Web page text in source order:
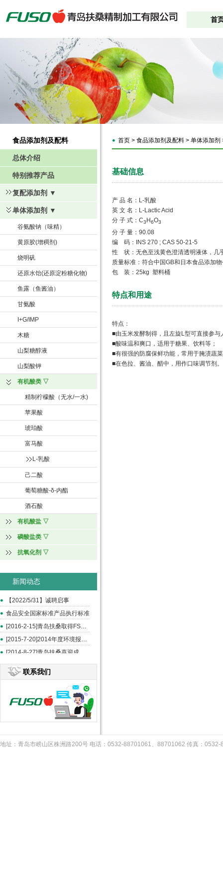
首
食品添加剂及配料
总体介绍
特别推荐产品
复配添加剂 ▼
单体添加剂 ▼
谷氨酸钠（味精）
黄原胶(增稠剂)
烧明矾
还原水饴(还原淀粉糖化物)
鱼露（鱼酱油）
甘氨酸
I+G/IMP
木糖
山梨糖醇液
山梨酸钾
有机酸类 ▽
精制柠檬酸（无水/一水)
苹果酸
琥珀酸
富马酸
L-乳酸
己二酸
葡萄糖酸-δ-内酯
酒石酸
有机酸盐 ▽
磷酸盐类 ▽
抗氧化剂 ▽
新闻动态
【2022/5/31】诚聘启事
食品安全国家标准产品执行标准
[2016-2-15]青岛扶桑取得FSSC和ISO22000认证
[2015-7-20]2014年度环境报告书
联系我们
首页 > 食品添加剂及配料 > 单体添加剂
基础信息
产 品 名： L-乳酸
英 文 名： L-Lactic Acid
分 子 式： C3 H6O3
分 子 量： 90.08
编 码 ：
INS 270 ; CAS 50-21-5
性 状 ：无色至浅黄色澄清透明液体，
质量标准：符合中国GB和日本食品添加
包 装 ： 25kg 塑料桶
特点和用途
特点：
■由玉米发酵制得，且左旋L型可直接参与
■酸味温和爽口，适用于糖果、饮料等；
■有很强的防腐保鲜功能，常用于腌渍蔬
■在色拉、酱油、醋中，用作口味调节剂。
地址：青岛市崂山区株洲路200号 电话：0532-88701061、88701062 传真：